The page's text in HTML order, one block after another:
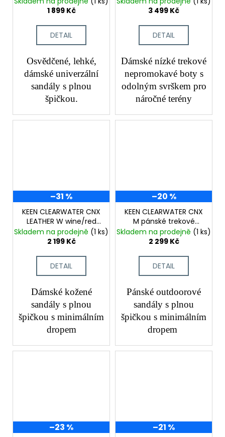
sandály
1 899 Kč
DETAIL
Osvědčené, lehké,
dámské univerzální
sandály s plnou
špičkou.
3 499 Kč
DETAIL
Dámské nízké trekové
nepromokavé boty s
odolným svrškem pro
náročné terény
–31 %
KEEN CLEARWATER CNX
LEATHER W wine/red
dahlia dámské trekové
sandály
Skladem na prodejně (1 ks)
2 199 Kč
DETAIL
Dámské kožené
sandály s plnou
špičkou s minimálním
dropem
–20 %
KEEN CLEARWATER CNX
M pánské trekové
sandály
Skladem na prodejně (1 ks)
2 299 Kč
DETAIL
Pánské outdoorové
sandály s plnou
špičkou s minimálním
dropem
–23 % –21 %